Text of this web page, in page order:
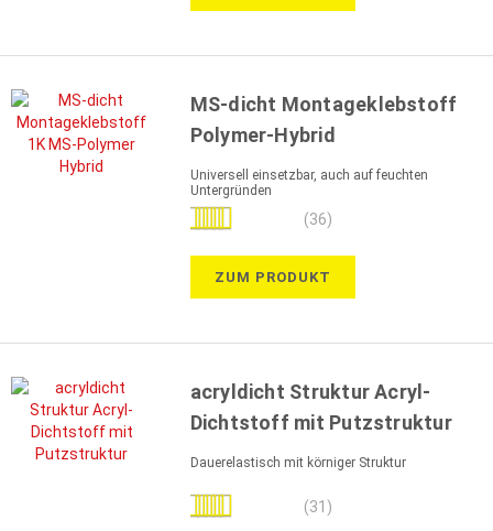
MS-dicht Montageklebstoff
Polymer-Hybrid
Universell einsetzbar, auch auf feuchten
Untergründen
Bewertung:
(36)
ZUM PRODUKT
acryldicht Struktur Acryl-
Dichtstoff mit Putzstruktur
Dauerelastisch mit körniger Struktur
Bewertung: (31)